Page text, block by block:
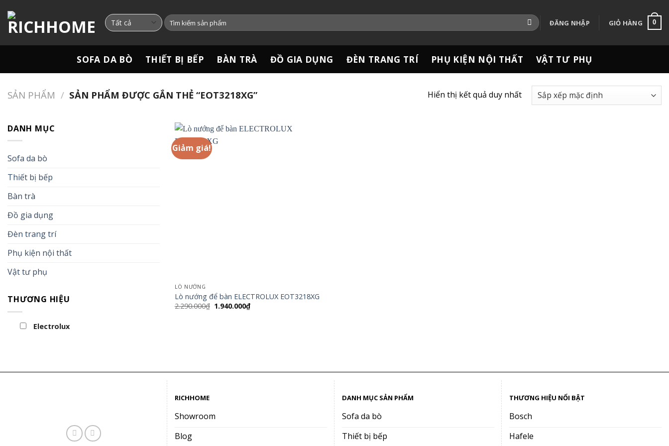
đến
nội
dung
Tìm
kiếm:
ĐĂNG NHẬP GIỎ HÀNG 0
SOFA DA BÒ THIẾT BỊ BẾP BÀN TRÀ ĐỒ GIA DỤNG ĐÈN TRANG TRÍ PHỤ KIỆN NỘI THẤT VẬT TƯ PHỤ
SẢN PHẨM / SẢN PHẨM ĐƯỢC GẮN THẺ “EOT3218XG” Hiển thị kết quả duy nhất
DANH MỤC
Sofa da bò
Thiết bị bếp
Bàn trà
Đồ gia dụng
Đèn trang trí
Phụ kiện nội thất
Vật tư phụ
THƯƠNG HIỆU
Electrolux
Giảm giá!
LÒ NƯỚNG
Lò nướng để bàn ELECTROLUX EOT3218XG
2.290.000₫ Giá
1.940.000₫Giá
RICHHOME
Showroom
Blog
DANH MỤC SẢN PHẨM
Sofa da bò
Thiết bị bếp
THƯƠNG HIỆU NỔI BẬT
Bosch
Hafele